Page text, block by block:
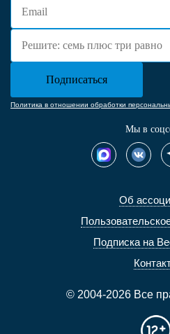
Об
Подписка на
© 2004-2026 Все
Политика в отношении обработки
Мы в